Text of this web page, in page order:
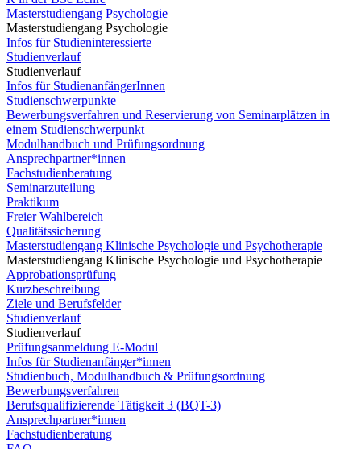
Masterstudiengang Psychologie
Masterstudiengang Psychologie
Infos für Studieninteressierte
Studienverlauf
Studienverlauf
Infos für StudienanfängerInnen
Studienschwerpunkte
Bewerbungsverfahren und Reservierung von Seminarplätzen in
einem Studienschwerpunkt
Modulhandbuch und Prüfungsordnung
Ansprechpartner*innen
Fachstudienberatung
Seminarzuteilung
Praktikum
Freier Wahlbereich
Qualitätssicherung
Masterstudiengang Klinische Psychologie und Psychotherapie
Masterstudiengang Klinische Psychologie und Psychotherapie
Approbationsprüfung
Kurzbeschreibung
Ziele und Berufsfelder
Studienverlauf
Studienverlauf
Prüfungsanmeldung E-Modul
Infos für Studienanfänger*innen
Studienbuch, Modulhandbuch & Prüfungsordnung
Bewerbungsverfahren
Berufsqualifizierende Tätigkeit 3 (BQT-3)
Ansprechpartner*innen
Fachstudienberatung